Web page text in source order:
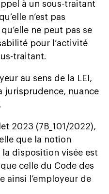
à un sous-traitant
n’est pas
ne peut pas se
pour l’activité
traitant.
au sens de la LEI,
jurisprudence, nuance
2023 (7B_101/2022),
que la notion
la disposition visée est
celle du Code des
ainsi l’employeur de